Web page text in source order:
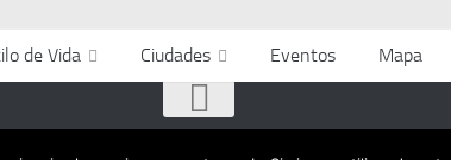
de Vida Ciudades Eventos Mapa